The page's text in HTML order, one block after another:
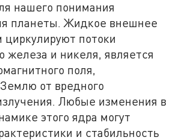
нашего понимания
планеты. Жидкое внешнее
циркулируют потоки
железа и никеля, является
поля,
от вредного
Любые изменения в
этого ядра могут
и стабильность